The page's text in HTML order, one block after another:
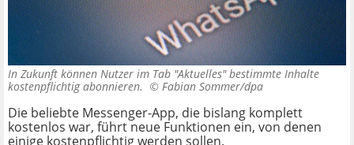
In Zukunft können Nutzer im Tab "Aktuelles" bestimmte Inhalte
kostenpflichtig abonnieren. © Fabian Sommer/dpa
Die beliebte Messenger-App, die bislang komplett
kostenlos war, führt neue Funktionen ein, von denen
einige kostenpflichtig werden sollen.